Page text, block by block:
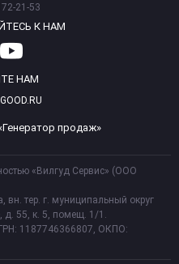
21-53
К НАМ
НАМ
продаж»
«Вилгуд Сервис» (ООО
вн. тер. г. муниципальный округ
д. 55, к. 5, помещ. 1/1.
1187746366807, ОКПО: